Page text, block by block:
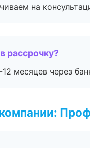
на
рассрочку?
месяцев через